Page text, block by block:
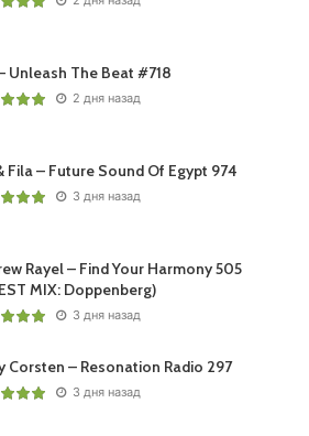
оценка:Будь первым !
Unleash The Beat #718
2 дня назад
Fila – Future Sound Of Egypt 974
3 дня назад
Rayel – Find Your Harmony 505
MIX: Doppenberg)
3 дня назад
Corsten – Resonation Radio 297
3 дня назад